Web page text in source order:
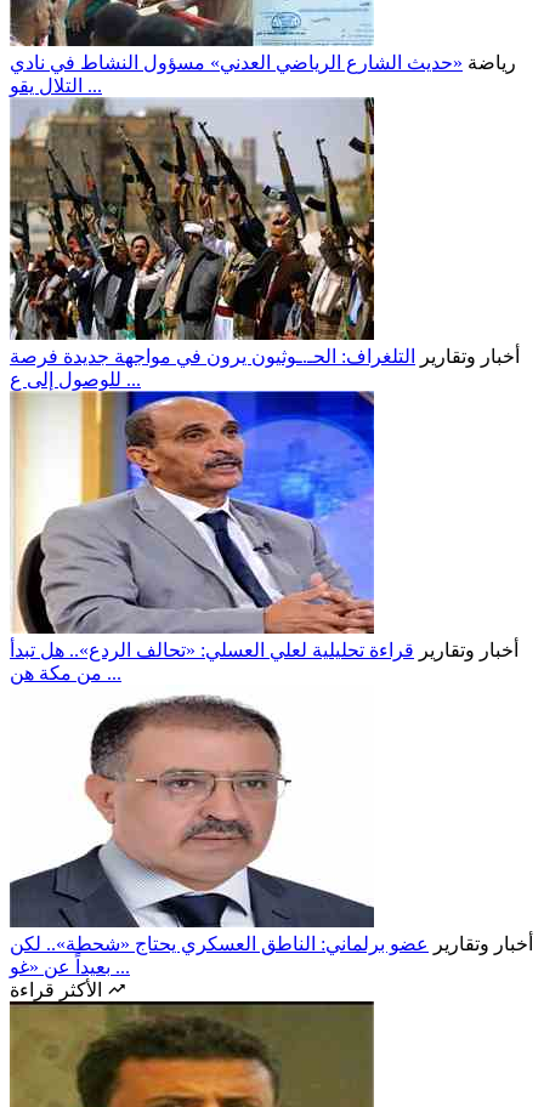
رياضة «حديث الشارع الرياضي العدني» مسؤول النشاط في نادي
التلال يقو ...
أخبار وتقارير
التلغراف: الحـ.ـوثيون يرون في مواجهة جديدة فرصة
للوصول إلى ع ...
أخبار وتقارير قراءة تحليلية لعلي العسلي: «تحالف الردع».. هل تبدأ
من مكة هن ...
أخبار وتقارير
عضو برلماني: الناطق العسكري يحتاج «شحطة».. لكن
بعيداً عن «غو ...